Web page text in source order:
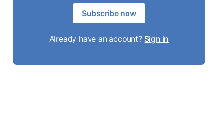
Subscribe now
Already have an account? Sign in